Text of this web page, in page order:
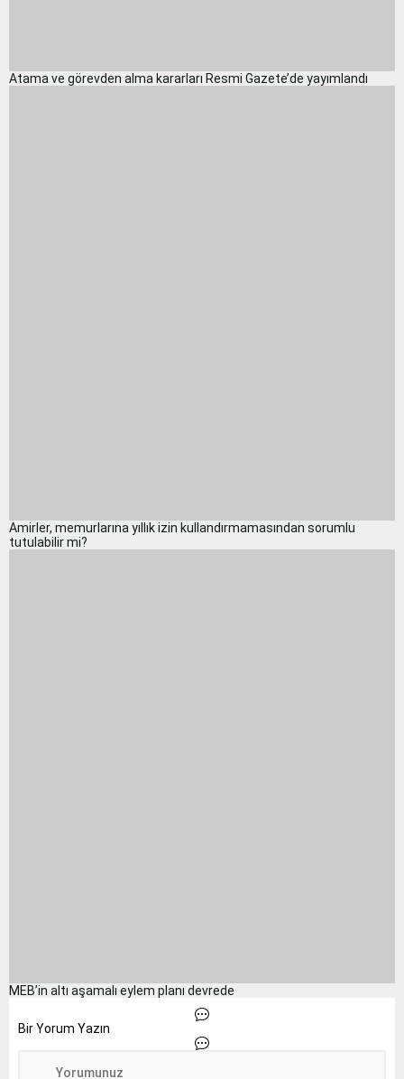
Atama ve görevden alma kararları Resmi Gazete’de yayımlandı
Amirler, memurlarına yıllık izin kullandırmamasından sorumlu
tutulabilir mi?
MEB’in altı aşamalı eylem planı devrede
Bir Yorum Yazın